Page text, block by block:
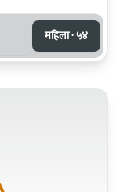
महिला · ५४